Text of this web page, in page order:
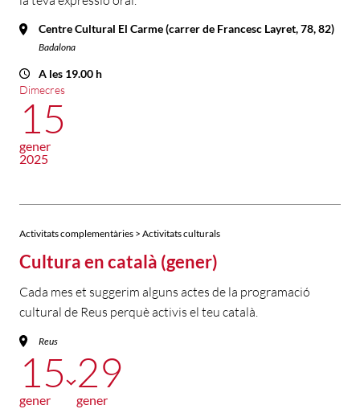
Centre Cultural El Carme (carrer de Francesc Layret, 78, 82)
Badalona
A les 19.00 h
Dimecres
15
gener
2025
Activitats complementàries > Activitats culturals
Cultura en català (gener)
Cada mes et suggerim alguns actes de la programació
cultural de Reus perquè activis el teu català.
Reus
15
gener
29
gener